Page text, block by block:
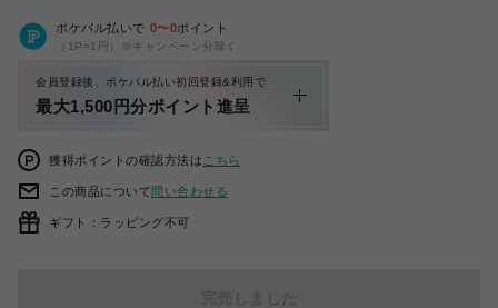
ポケパル払いで 0〜0ポイント
（1P=1円）※キャンペーン分除く
会員登録後、ポケパル払い初回登録&利用で
最大1,500円分ポイント進呈
獲得ポイントの確認方法は こちら
この商品について問い合わせる
ギフト：ラッピング不可